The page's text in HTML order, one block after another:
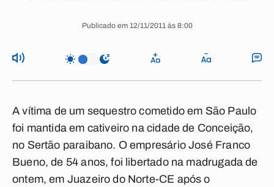
Publicado em 12/11/2011 às 8:00
A vítima de um sequestro cometido em São Paulo
foi mantida em cativeiro na cidade de Conceição,
no Sertão paraibano. O empresário José Franco
Bueno, de 54 anos, foi libertado na madrugada de
ontem, em Juazeiro do Norte-CE após o